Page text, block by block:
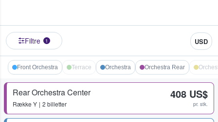
Filtre 1 USD
Front Orchestra Terrace Orchestra Orchestra Rear
Rear Orchestra Center
Række Y 2 billetter
408 US$
pr. stk.